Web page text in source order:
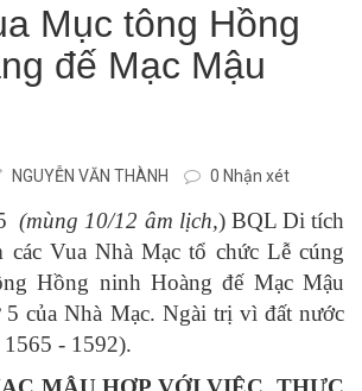
Mục tông Hồng
đế Mạc Mậu
NGUYỄN VĂN THÀNH 0 Nhận xét
(mùng 10/12 âm lịch,) BQL Di tích
các Vua Nhà Mạc tổ chức Lễ cúng
Hồng ninh Hoàng đế Mạc Mậu
của Nhà Mạc. Ngài trị vì đất nước
- 1592).